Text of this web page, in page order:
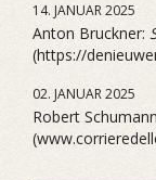
14. JANUAR 2025
Anton Bruckner:
(https://
02. JANUAR 2025
Robert